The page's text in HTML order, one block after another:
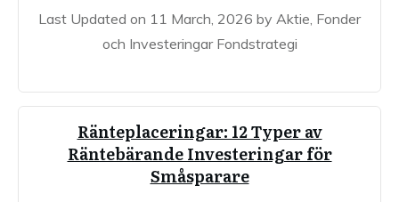
Last Updated on 11 March, 2026 by Aktie, Fonder
och Investeringar Fondstrategi
Ränteplaceringar: 12 Typer av
Räntebärande Investeringar för
Småsparare